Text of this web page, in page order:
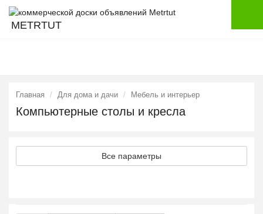
METRTUT
Главная Для дома и дачи Мебель и интерьер
Компьютерные столы и кресла
Все параметры